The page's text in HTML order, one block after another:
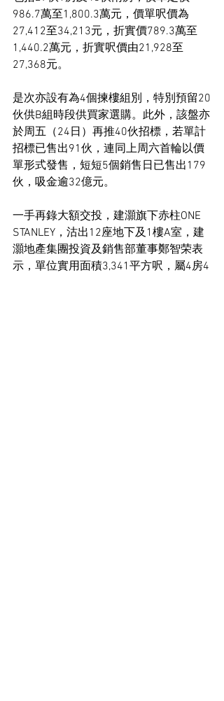
986.7萬至1,800.3萬元，價單呎價為
27,412至34,213元，折實價789.3萬至
1,440.2萬元，折實呎價由21,928至
27,368元。
是次亦設有為4個揀樓組別，特別預留20
伙供B組時段供買家選購。此外，該盤亦
於周五（24日）再推40伙招標，若單計
招標已售出91伙，連同上周六首輪以價
單形式發售，短短5個銷售日已售出179
伙，吸金逾32億元。
一手再錄大額交投，建灝旗下赤柱ONE
STANLEY，沽出12座地下及1樓A室，建
灝地產集團投資及銷售部董事鄭智荣表
示，單位實用面積3,341平方呎，屬4房4